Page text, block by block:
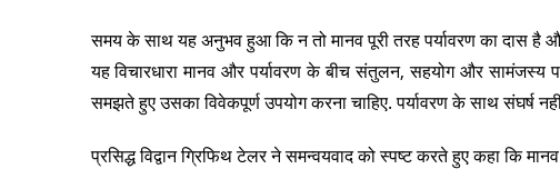
समय के साथ यह अनुभव हुआ कि न तो मानव पूरी तरह पर्यावरण का दास है
यह विचारधारा मानव और पर्यावरण के बीच संतुलन, सहयोग और
समझते हुए उसका विवेकपूर्ण उपयोग करना चाहिए. पर्यावरण के साथ संघर्ष
प्रसिद्ध विद्वान ग्रिफिथ टेलर ने समन्वयवाद को स्पष्ट करते हुए कहा कि